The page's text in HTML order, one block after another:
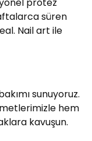
süren
Nail art ile
sunuyoruz.
hem
kavuşun.